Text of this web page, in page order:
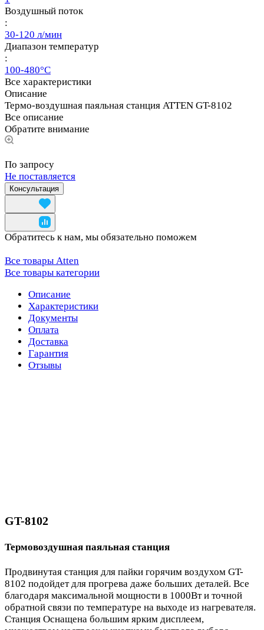
Воздушный поток
:
30-120 л/мин
Диапазон температур
:
100-480°C
Все характеристики
Описание
Термо-воздушная паяльная станция ATTEN GT-8102
Все описание
Обратите внимание
По запросу
Не поставляется
Консультация
Обратитесь к нам, мы обязательно поможем
Все товары Atten
Все товары категории
Описание
Характеристики
Документы
Оплата
Доставка
Гарантия
Отзывы
GT-8102
Термовоздушная паяльная станция
Продвинутая станция для пайки горячим воздухом GT-
8102 подойдет для прогрева даже больших деталей. Все
благодаря максимальной мощности в 1000Вт и точной
обратной связи по температуре на выходе из нагревателя.
Станция Оснащена большим ярким дисплеем,